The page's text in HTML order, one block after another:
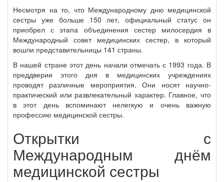
Несмотря на то, что Международному дню медицинской
сестры уже больше 150 лет, официальный статус он
приобрел с этапа объединения сестер милосердия в
Международный совет медицинских сестер, в который
вошли представительницы 141 страны.
В нашей стране этот день начали отмечать с 1993 года. В
преддверии этого дня в медицинских учреждениях
проводят различные мероприятия. Они носят научно-
практический или развлекательный характер. Главное, что
в этот день вспоминают нелегкую и очень важную
профессию медицинской сестры.
Открытки с
Международным днём
медицинской сестры